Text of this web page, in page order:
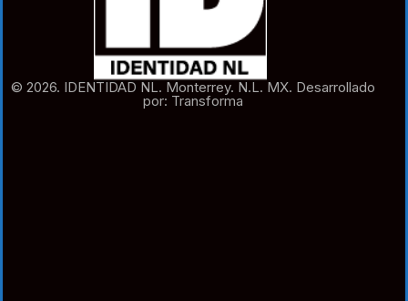
© 2026. IDENTIDAD NL. Monterrey. N.L. MX. Desarrollado
por: Transforma